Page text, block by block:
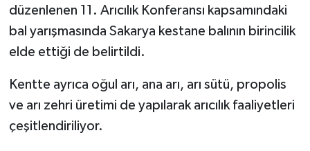
düzenlenen 11. Arıcılık Konferansı kapsamındaki
bal yarışmasında Sakarya kestane balının birincilik
elde ettiği de belirtildi.
Kentte ayrıca oğul arı, ana arı, arı sütü, propolis
ve arı zehri üretimi de yapılarak arıcılık faaliyetleri
çeşitlendiriliyor.